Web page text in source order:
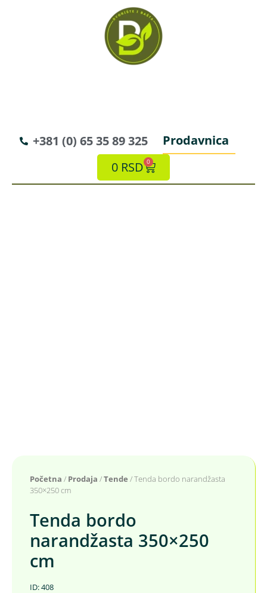
+381 (0) 65 35 89 325
Prodavnica
0 RSD 0
Početna / Prodaja /Tende / Tenda bordo narandžasta
350×250 cm
Tenda bordo
narandžasta 350×250
cm
ID: 408